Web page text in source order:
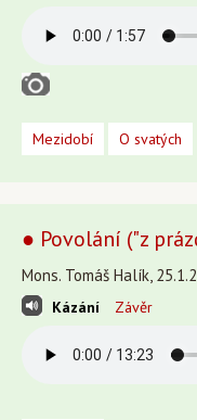
Mezidobí O svatých
● Povolání ("z
Mons. Tomáš Halík,
Kázání Závěr